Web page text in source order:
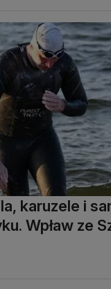
karuzele i
Wpław ze